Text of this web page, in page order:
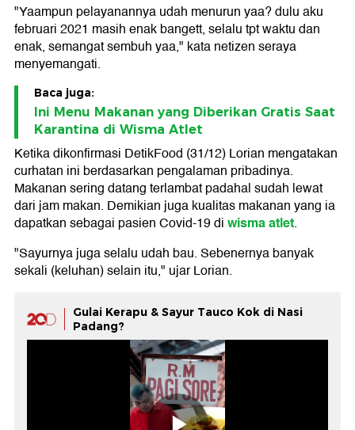
"Yaampun pelayanannya udah menurun yaa? dulu aku
februari 2021 masih enak bangett, selalu tpt waktu dan
enak, semangat sembuh yaa," kata netizen seraya
menyemangati.
Baca juga:
Ini Menu Makanan yang Diberikan Gratis Saat
Karantina di Wisma Atlet
Ketika dikonfirmasi DetikFood (31/12) Lorian mengatakan
curhatan ini berdasarkan pengalaman pribadinya.
Makanan sering datang terlambat padahal sudah lewat
dari jam makan. Demikian juga kualitas makanan yang ia
dapatkan sebagai pasien Covid-19 diwisma atlet.
"Sayurnya juga selalu udah bau. Sebenernya banyak
sekali (keluhan) selain itu," ujar Lorian.
Gulai Kerapu & Sayur Tauco Kok di Nasi
Padang?